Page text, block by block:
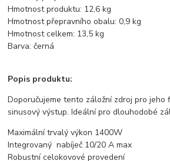
Hmotnost produktu: 12,6 kg
Hmotnost přepravního obalu: 0,9 kg
Hmotnost celkem: 13,5 kg
Barva: černá
Popis produktu:
Doporučujeme tento záložní zdroj pro jeho
sinusový výstup. Ideální pro dlouhodobé
Maximální trvalý výkon 1400W
Integrovaný nabíječ 10/20 A max
Robustní celokovové provedení